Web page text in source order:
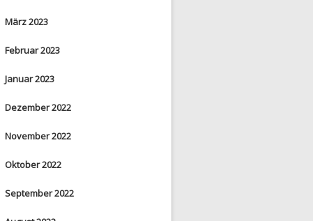
März 2023
Februar 2023
Januar 2023
Dezember 2022
November 2022
Oktober 2022
September 2022